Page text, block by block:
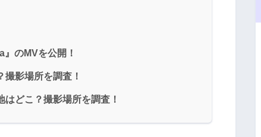
のMVを公開！
影場所を調査！
どこ？撮影場所を調査！